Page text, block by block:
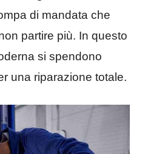
di mandata che
partire più. In questo
si spendono
una riparazione totale.